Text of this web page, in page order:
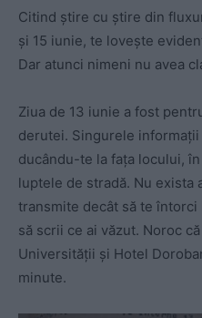
Citind știre cu știre din
și 15 iunie, te lovește
Dar atunci nimeni nu avea
Ziua de 13 iunie a fost
derutei. Singurele
ducându-te la fața locului,
luptele de stradă. Nu exista
transmite decât să te
să scrii ce ai văzut. Noroc
Universității și Hotel
minute.